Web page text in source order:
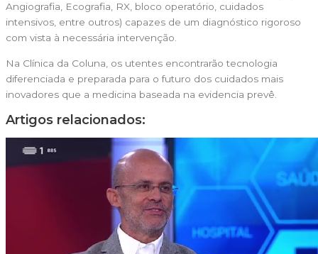
Angiografia, Ecografia, RX, bloco operatório, cuidados
intensivos, entre outros) capazes de um diagnóstico rigoroso
com vista à necessária intervenção.
Na Clínica da Coluna, os utentes encontrarão tecnologia
diferenciada e preparada para o futuro dos cuidados mais
inovadores que a medicina baseada na evidencia prevê.
Artigos relacionados: